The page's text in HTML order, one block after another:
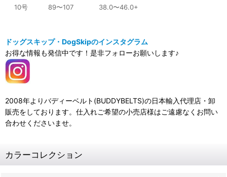
10号
89〜107 38.0〜46.0+
ドッグスキップ・DogSkipのインスタグラム
お得な情報も発信中です！是非フォローお願いします♪
2008年よりバディーベルト(BUDDYBELTS)の日本輸入代理店・卸
販売をしております。仕入れご希望の小売店様はご遠慮なくお問い
合わせくださいませ。
カラーコレクション